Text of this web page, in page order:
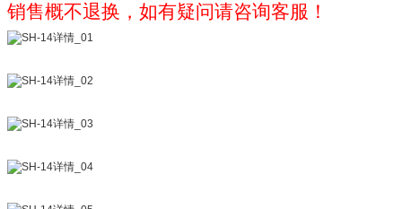
销售概不退换，如有疑问请咨询客服！